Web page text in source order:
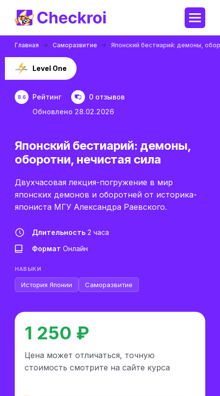
Главная Саморазвитие Японский бестиарий: демоны,
Level One
8.6 Рейтинг
0 отзывов
Обновлено 28.02.2026
Японский бестиарий: демоны,
оборотни, нечистая сила
Двухчасовая лекция-погружение в мир
японских демонов и оборотней от историка-
япониста МГУ Александра Раевского.
Длительность 2 часа
Формат Онлайн
НАВЫКИ
История Японии Саморазвитие
1 250 ₽
Цена может отличаться, точную
стоимость смотрите на сайте курса